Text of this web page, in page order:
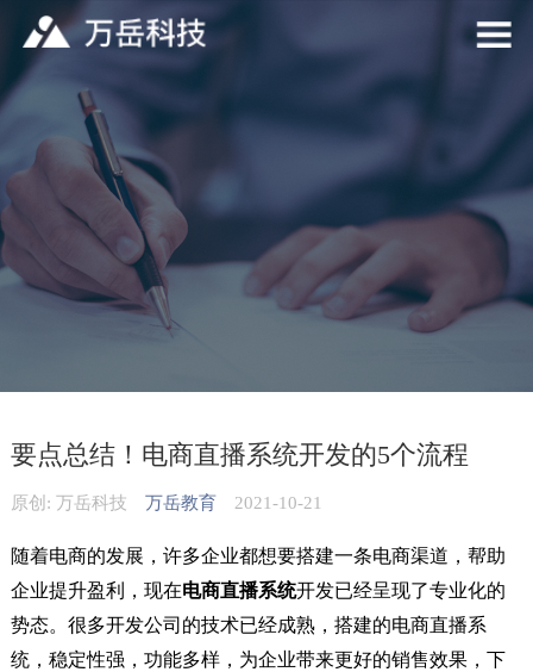
要点总结！电商直播系统开发的5个流程
原创: 万岳科技 万岳教育2021-10-21
随着电商的发展，许多企业都想要搭建一条电商渠道，帮助
企业提升盈利，现在电商直播系统开发已经呈现了专业化的
势态。很多开发公司的技术已经成熟，搭建的电商直播系
统，稳定性强，功能多样，为企业带来更好的销售效果，下